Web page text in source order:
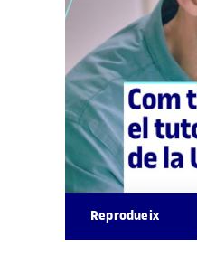
Reprodueix